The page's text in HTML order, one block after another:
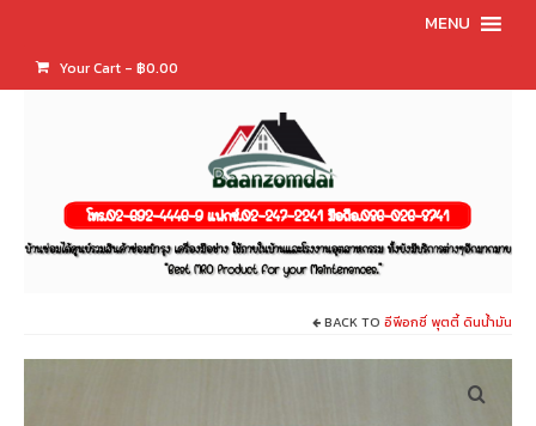
MENU
Your Cart - ฿0.00
BACK TO อีพีอกซี่ พุตตี้ ดินน้ำมัน